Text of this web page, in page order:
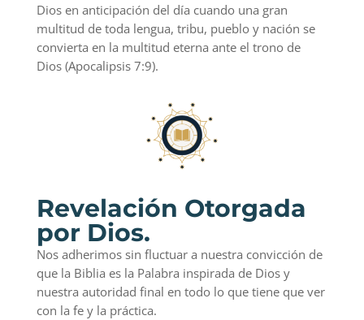
Dios en anticipación del día cuando una gran
multitud de toda lengua, tribu, pueblo y nación se
convierta en la multitud eterna ante el trono de
Dios (Apocalipsis 7:9).
Revelación Otorgada
por Dios.
Nos adherimos sin fluctuar a nuestra convicción de
que la Biblia es la Palabra inspirada de Dios y
nuestra autoridad final en todo lo que tiene que ver
con la fe y la práctica.